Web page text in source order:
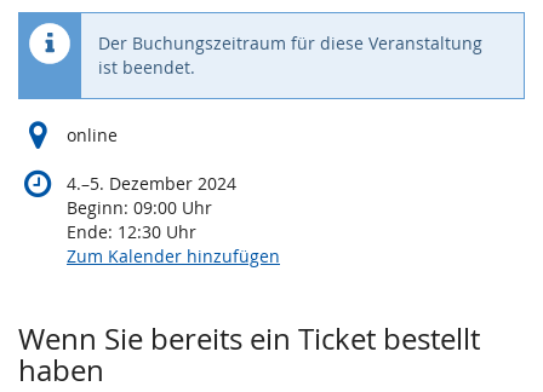
Der Buchungszeitraum für diese Veranstaltung
ist beendet.
online
4.–bis
5. Dezember 2024
Beginn: 09:00 Uhr
Ende: 12:30 Uhr
Zum Kalender hinzufügen
Wenn Sie bereits ein Ticket bestellt
haben